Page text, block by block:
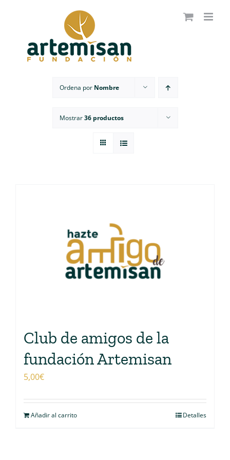
Ordena por Nombre
Mostrar36 productos
Club de amigos de la
fundación Artemisan
5,00€
Añadir al carrito Detalles